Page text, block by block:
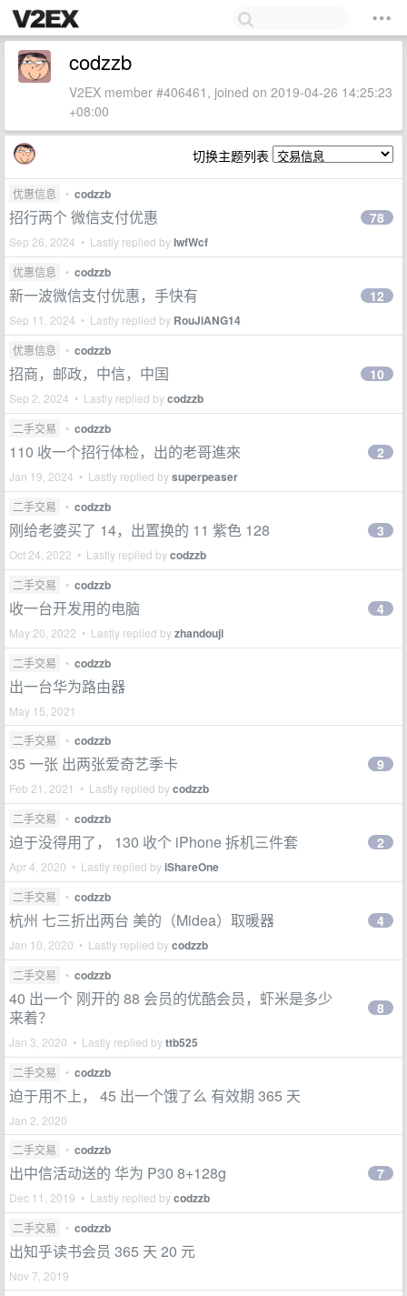
codzzb
V2EX member #406461, joined on 2019-04-26 14:25:23
+08:00
切换主题列表
优惠信息 • codzzb
招行两个 微信支付优惠
Sep 26, 2024 • Lastly replied byIwfWcf
78
优惠信息 • codzzb
新一波微信支付优惠，手快有
Sep 11, 2024 • Lastly replied by RouJiANG14
12
优惠信息 • codzzb
招商，邮政，中信，中国
Sep 2, 2024 • Lastly replied bycodzzb
10
二手交易 • codzzb
110 收一个招行体检，出的老哥進來
Jan 19, 2024 • Lastly replied bysuperpeaser
2
二手交易 • codzzb
刚给老婆买了 14，出置换的 11 紫色 128
Oct 24, 2022 • Lastly replied bycodzzb
3
二手交易 • codzzb
收一台开发用的电脑
May 20, 2022 • Lastly replied byzhandouji
4
二手交易 • codzzb
出一台华为路由器
May 15, 2021
二手交易
• codzzb
35 一张 出两张爱奇艺季卡
Feb 21, 2021 • Lastly replied bycodzzb
9
二手交易 • codzzb
迫于没得用了， 130 收个 iPhone 拆机三件套
Apr 4, 2020 • Lastly replied byiShareOne
2
二手交易 • codzzb
杭州 七三折出两台 美的（Midea）取暖器
Jan 10, 2020 • Lastly replied bycodzzb
4
二手交易 • codzzb
40 出一个 刚开的 88 会员的优酷会员，虾米是多少
来着？
Jan 3, 2020 • Lastly replied byttb525
8
二手交易 • codzzb
迫于用不上， 45 出一个饿了么 有效期 365 天
Jan 2, 2020
二手交易
• codzzb
出中信活动送的 华为 P30 8+128g
Dec 11, 2019 • Lastly replied bycodzzb
7
二手交易 • codzzb
出知乎读书会员 365 天 20 元
Nov 7, 2019